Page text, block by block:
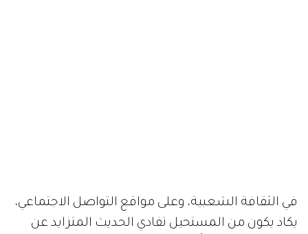
في الثقافة الشعبية، وعلى مواقع التواصل الاجتماعي،
يكاد يكون من المستحيل تفادي الحديث المتزايد عن